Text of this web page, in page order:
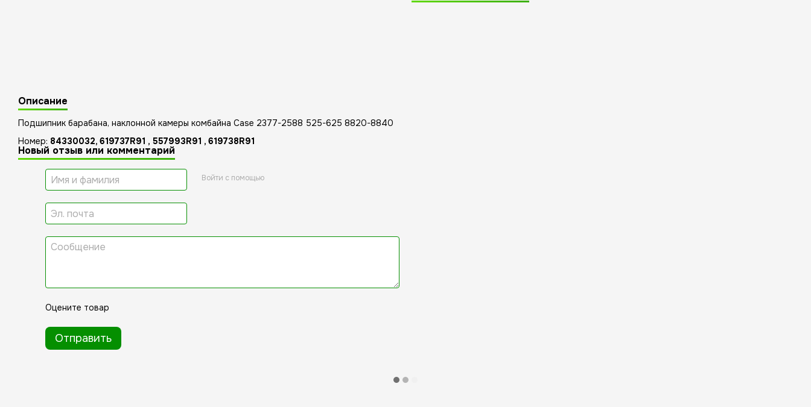
Описание
Подшипник барабана, наклонной камеры комбайна Case 2377-2588 525-625 8820-8840
Номер: 84330032, 619737R91 , 557993R91 , 619738R91
Новый отзыв или комментарий
Войти с помощью
Оцените товар
Отправить